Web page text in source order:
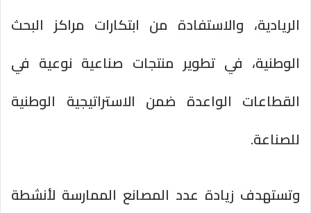
الريادية، والاستفادة من ابتكارات مراكز البحث
الوطنية، في تطوير منتجات صناعية نوعية في
القطاعات الواعدة ضمن الاستراتيجية الوطنية
للصناعة.
وتستهدف زيادة عدد المصانع الممارسة لأنشطة